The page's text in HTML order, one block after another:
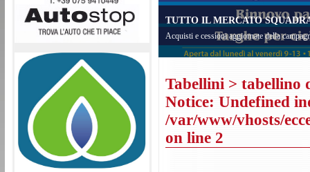
TUTTO IL MERCATO
Acquisti e cessioni aggiornate della
Tabellini > tabellino
Notice: Undefined
/var/www/vhosts/
on line 2